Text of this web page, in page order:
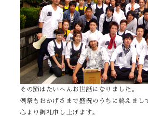
その節はたいへんお世話になりました。
例祭もおかげさまで盛況のうちに終えま
心より御礼申し上げます。